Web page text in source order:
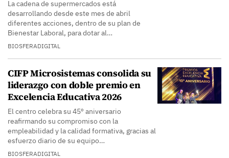
La cadena de supermercados está
desarrollando desde este mes de abril
diferentes acciones, dentro de su plan de
Bienestar Laboral, para dotar al…
BIOSFERADIGITAL
CIFP Microsistemas consolida su
liderazgo con doble premio en
Excelencia Educativa 2026
El centro celebra su 45º aniversario
reafirmando su compromiso con la
empleabilidad y la calidad formativa, gracias al
esfuerzo diario de su equipo…
BIOSFERADIGITAL